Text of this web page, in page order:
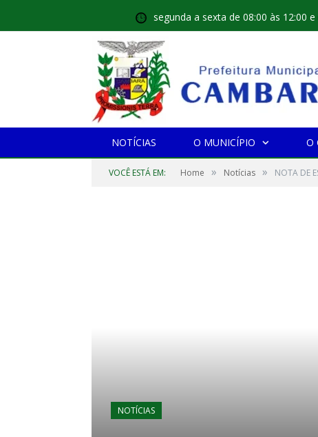
segunda a sexta de 08:00 às 12:00
NOTÍCIAS O MUNICÍPIO O
VOCÊ ESTÁ EM: Home » Notícias » NOTA DE
NOTÍCIAS